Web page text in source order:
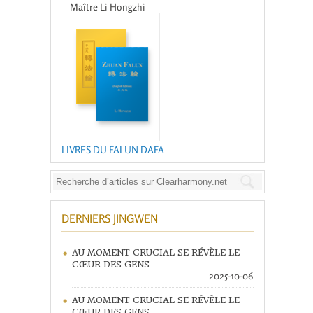
Maître Li Hongzhi
LIVRES DU FALUN DAFA
DERNIERS JINGWEN
AU MOMENT CRUCIAL SE RÉVÈLE LE
CŒUR DES GENS
2025-10-06
AU MOMENT CRUCIAL SE RÉVÈLE LE